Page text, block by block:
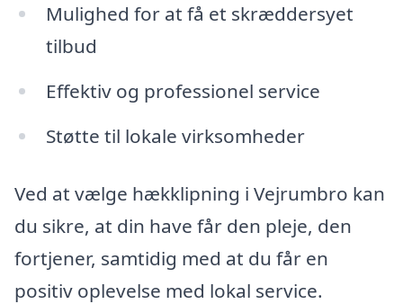
Mulighed for at få et skræddersyet
tilbud
Effektiv og professionel service
Støtte til lokale virksomheder
Ved at vælge hækklipning i Vejrumbro kan
du sikre, at din have får den pleje, den
fortjener, samtidig med at du får en
positiv oplevelse med lokal service.